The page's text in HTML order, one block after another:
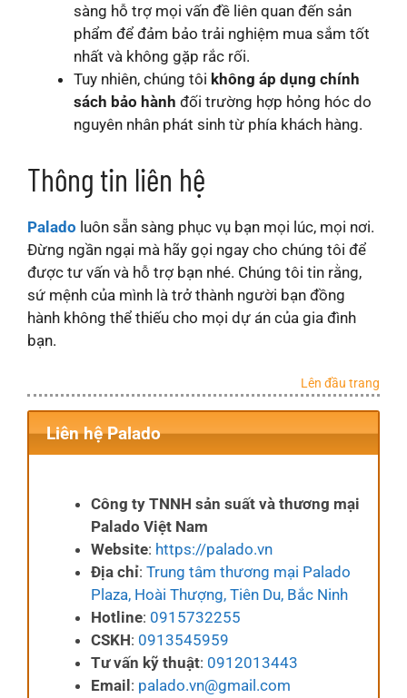
sàng hỗ trợ mọi vấn đề liên quan đến sản
phẩm để đảm bảo trải nghiệm mua sắm tốt
nhất và không gặp rắc rối.
Tuy nhiên, chúng tôi không áp dụng chính
sách bảo hành đối trường hợp hỏng hóc do
nguyên nhân phát sinh từ phía khách hàng.
Thông tin liên hệ
Palado luôn sẵn sàng phục vụ bạn mọi lúc, mọi nơi.
Đừng ngần ngại mà hãy gọi ngay cho chúng tôi để
được tư vấn và hỗ trợ bạn nhé. Chúng tôi tin rằng,
sứ mệnh của mình là trở thành người bạn đồng
hành không thể thiếu cho mọi dự án của gia đình
bạn.
Lên đầu trang
Liên hệ Palado
Công ty TNNH sản suất và thương mại
Palado Việt Nam
Website: https://palado.vn
Địa chỉ: Trung tâm thương mại Palado
Plaza, Hoài Thượng, Tiên Du, Bắc Ninh
Hotline: 0915732255
CSKH: 0913545959
Tư vấn kỹ thuật: 0912013443
Email : palado.vn@gmail.com